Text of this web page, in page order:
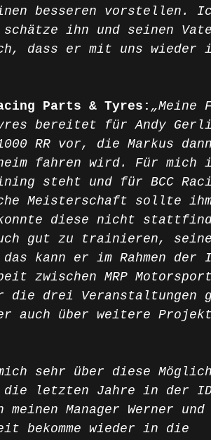
besseren vorstellen.
ihn und seinen
dass er mit uns wieder
Parts & Tyres: „Meine
bereitet für Andy
1000 RR vor, die Markus
fahren wird. Für mich
steht und für BCC
Meisterschaft sollte
diese nicht
gut zu trainieren,
kann er im Rahmen der
zwischen MRP
die drei Veranstaltungen
auch über weitere
sehr über diese
die letzten Jahre in der
Manager Werner und
bekomme wieder in die